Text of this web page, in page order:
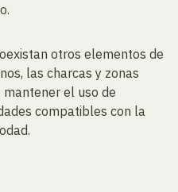
otros elementos de
las charcas y zonas
el uso de
compatibles con la